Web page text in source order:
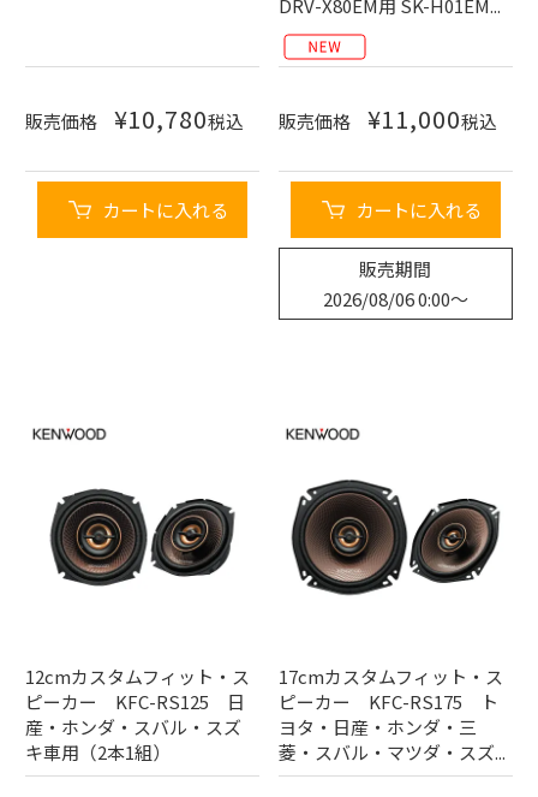
販売価格 ¥10,780税込
カートに入れる
DRV-X80EM用 SK-H01EM...
販売価格 ¥11,000税込
カートに入れる
販売期間
2026/08/06 0:00〜
12cmカスタムフィット・ス
ピーカー KFC-RS125 日
産・ホンダ・スバル・スズ
キ車用（2本1組）
17cmカスタムフィット・ス
ピーカー KFC-RS175 ト
ヨタ・日産・ホンダ・三
菱・スバル・マツダ・スズ...